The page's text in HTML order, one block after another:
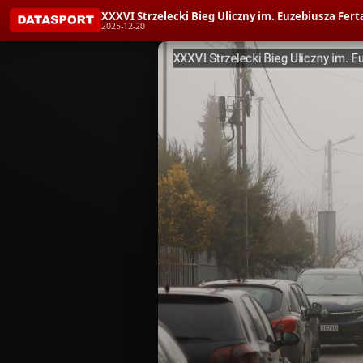
XXXVI Strzelecki Bieg Uliczny im. Euzebiusza
2025-12-20